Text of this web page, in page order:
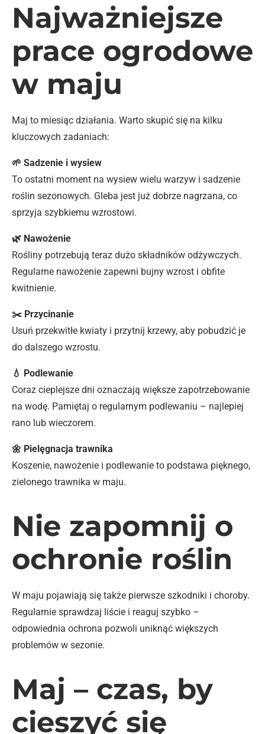
Najważniejsze
prace ogrodowe
w maju
Maj to miesiąc działania. Warto skupić się na kilku
kluczowych zadaniach:
🌱 Sadzenie i wysiew
To ostatni moment na wysiew wielu warzyw i sadzenie
roślin sezonowych. Gleba jest już dobrze nagrzana, co
sprzyja szybkiemu wzrostowi.
🌿 Nawożenie
Rośliny potrzebują teraz dużo składników odżywczych.
Regularne nawożenie zapewni bujny wzrost i obfite
kwitnienie.
✂️ Przycinanie
Usuń przekwitłe kwiaty i przytnij krzewy, aby pobudzić je
do dalszego wzrostu.
💧 Podlewanie
Coraz cieplejsze dni oznaczają większe zapotrzebowanie
na wodę. Pamiętaj o regularnym podlewaniu – najlepiej
rano lub wieczorem.
🌼 Pielęgnacja trawnika
Koszenie, nawożenie i podlewanie to podstawa pięknego,
zielonego trawnika w maju.
Nie zapomnij o
ochronie roślin
W maju pojawiają się także pierwsze szkodniki i choroby.
Regularnie sprawdzaj liście i reaguj szybko –
odpowiednia ochrona pozwoli uniknąć większych
problemów w sezonie.
Maj – czas, by
cieszyć się